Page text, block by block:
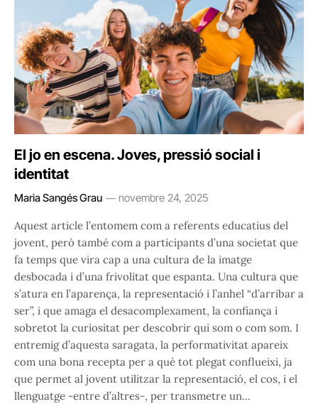
El jo en escena. Joves, pressió social i
identitat
Maria Sangés Grau novembre 24, 2025
Aquest article l’entomem com a referents educatius del
jovent, però també com a participants d’una societat que
fa temps que vira cap a una cultura de la imatge
desbocada i d’una frivolitat que espanta. Una cultura que
s’atura en l’aparença, la representació i l’anhel “d’arribar a
ser”, i que amaga el desacomplexament, la confiança i
sobretot la curiositat per descobrir qui som o com som. I
entremig d’aquesta saragata, la performativitat apareix
com una bona recepta per a què tot plegat conflueixi, ja
que permet al jovent utilitzar la representació, el cos, i el
llenguatge -entre d’altres-, per transmetre un…